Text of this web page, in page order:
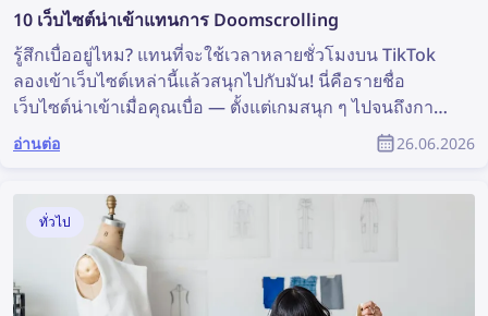
10 เว็บไซต์น่าเข้าแทนการ Doomscrolling
รู้สึกเบื่ออยู่ไหม? แทนที่จะใช้เวลาหลายชั่วโมงบน TikTok
ลองเข้าเว็บไซต์เหล่านี้แล้วสนุกไปกับมัน! นี่คือรายชื่อ
เว็บไซต์น่าเข้าเมื่อคุณเบื่อ — ตั้งแต่เกมสนุก ๆ ไปจนถึงการ
สำรวจโลกออนไลน์
อ่านต่อ 26.06.2026
ทั่วไป